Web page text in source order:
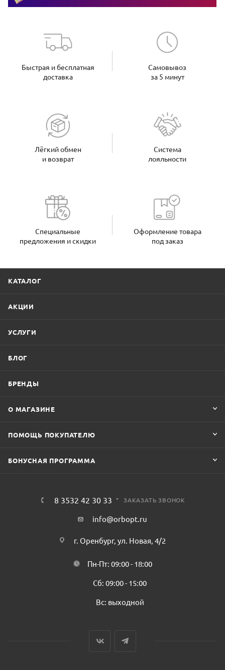
Быстрая и бесплатная
доставка
Самовывоз
за 5 минут
Лёгкий обмен
и возврат
Система
лояльности
Специальные
предложения и скидки
Оформление товара
под заказ
КАТАЛОГ
АКЦИИ
УСЛУГИ
БЛОГ
БРЕНДЫ
О МАГАЗИНЕ
ПОМОЩЬ ПОКУПАТЕЛЮ
БОНУСНАЯ ПРОГРАММА
8 3532 42 30 33 ЗАКАЗАТЬ ЗВОНОК
info@orbopt.ru
г. Оренбург, ул. Новая, 4/2
Пн-Пт: 09:00 - 18:00
Сб: 09:00 - 15:00
Вс: выходной